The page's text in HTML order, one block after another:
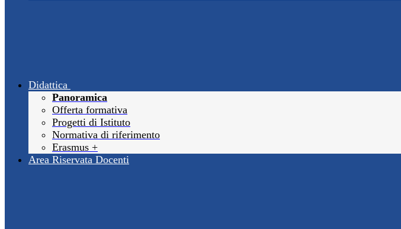
Didattica
Panoramica
Offerta formativa
Progetti di Istituto
Normativa di riferimento
Erasmus +
Area Riservata Docenti